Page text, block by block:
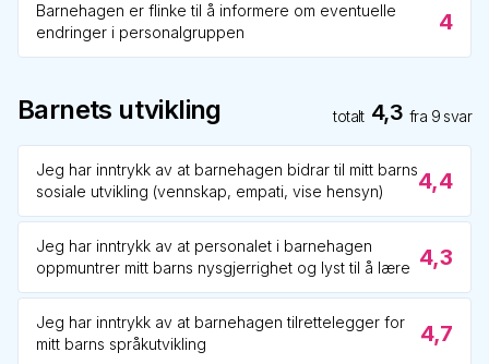
Barnehagen er flinke til å informere om eventuelle
endringer i personalgruppen
4
Barnets utvikling totalt 4,3 fra 9 svar
Jeg har inntrykk av at barnehagen bidrar til mitt barns
sosiale utvikling (vennskap, empati, vise hensyn)
4,4
Jeg har inntrykk av at personalet i barnehagen
oppmuntrer mitt barns nysgjerrighet og lyst til å lære 4,3
Jeg har inntrykk av at barnehagen tilrettelegger for
mitt barns språkutvikling
4,7